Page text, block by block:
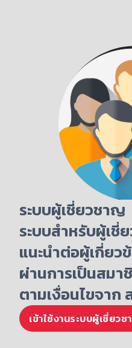
ระบบผู้เชี่ยวชาญ
ระบบสำหรับผู้เชี่
แนะนำต่อผู้เกี่ยว
ผ่านการเป็นสมา
ตามเงื่อนไขจาก
เข้าใช้งานระบบผู้เชี่ยว